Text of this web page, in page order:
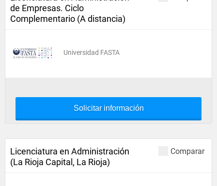
de Empresas. Ciclo
Complementario (A distancia)
Universidad FASTA
Solicitar información
Comparar
Licenciatura en Administración
(La Rioja Capital, La Rioja)